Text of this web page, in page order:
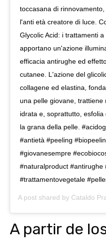
toccasana di
l'anti età creatore di luce.
Glycolic Acid: i trattamenti
apportano un'azione
efficacia antirughe ed
cutanee. L'azione del
collagene ed elastina,
una pelle giovane, trattiene
idrata e, soprattutto,
la grana della pelle.
#antietà #peeling
#giovanesempre
#naturalproduct #antirughe
#trattamentovegetale
A post shared by Cataldo
A partir de